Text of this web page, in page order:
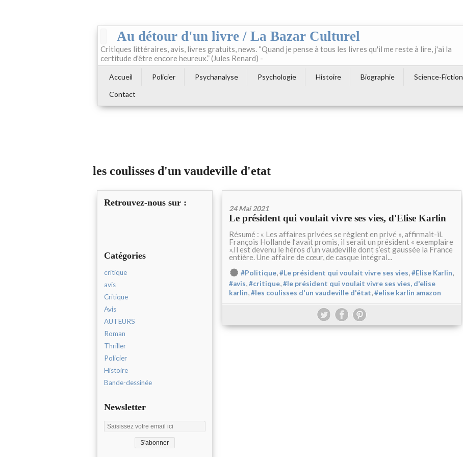
Au détour d'un livre / La Bazar Culturel
Critiques littéraires, avis, livres gratuits, news. “Quand je pense à tous les livres qu'il me reste à lire, j'ai la
certitude d'être encore heureux.” (Jules Renard) -
Accueil Policier Psychanalyse Psychologie Histoire Biographie Science-Fiction
Contact
les coulisses d'un vaudeville d'etat
Retrouvez-nous sur :
Catégories
critique
avis
Critique
Avis
AUTEURS
Roman
Thriller
Policier
Histoire
Bande-dessinée
Newsletter
24 Mai 2021
Le président qui voulait vivre ses vies, d'Elise Karlin
Résumé : « Les affaires privées se règlent en privé », affirmait-il.
François Hollande l’avait promis, il serait un président « exemplaire
».Il est devenu le héros d’un vaudeville dont s’est gaussée la France
entière. Une affaire de cœur, de casque intégral...
#Politique,#Le président qui voulait vivre ses vies,#Elise Karlin,
#avis,#critique,#le président qui voulait vivre ses vies, d'elise
karlin,#les coulisses d'un vaudeville d'état,#elise karlin amazon